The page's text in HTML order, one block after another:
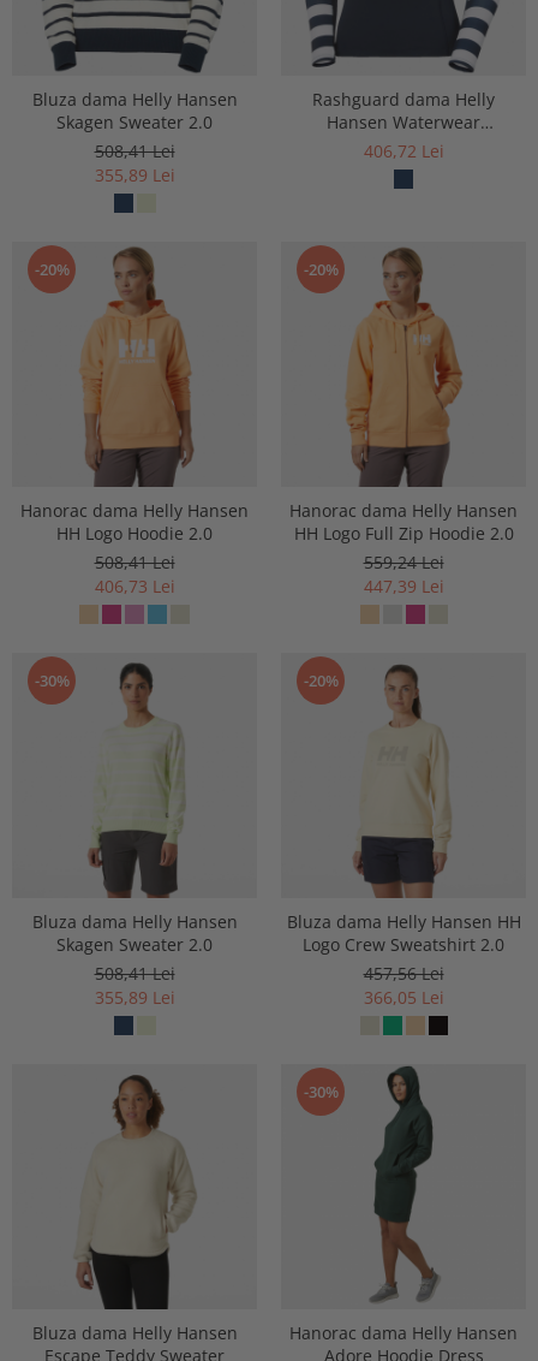
Bluza dama Helly Hansen
Skagen Sweater 2.0
508,41 Lei
355,89 Lei
Rashguard dama Helly
Hansen Waterwear
Rashguard
406,72 Lei
-20%
Hanorac dama Helly Hansen
HH Logo Hoodie 2.0
508,41 Lei
406,73 Lei
-20%
Hanorac dama Helly Hansen
HH Logo Full Zip Hoodie 2.0
559,24 Lei
447,39 Lei
-30%
Bluza dama Helly Hansen
Skagen Sweater 2.0
508,41 Lei
355,89 Lei
-20%
Bluza dama Helly Hansen HH
Logo Crew Sweatshirt 2.0
457,56 Lei
366,05 Lei
Bluza dama Helly Hansen
Escape Teddy Sweater
-30%
Hanorac dama Helly Hansen
Adore Hoodie Dress